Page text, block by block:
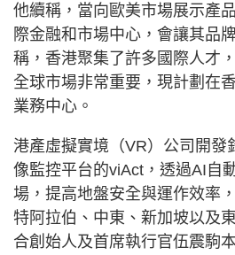
他續稱，當向歐美市場展示產
際金融和市場中心，會讓其品
稱，香港聚集了許多國際人才
全球市場非常重要，現計劃在
業務中心。
港產虛擬實境（VR）公司開發
像監控平台的viAct，透過AI自
場，提高地盤安全與運作效率
特阿拉伯、中東、新加坡以及
合創始人及首席執行官伍震駒